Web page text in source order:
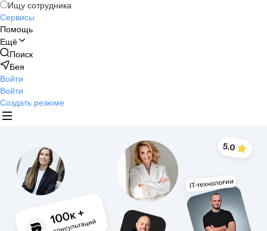
Ищу сотрудника
Сервисы
Помощь
Ещё
Поиск
Бея
Войти
Войти
Создать резюме